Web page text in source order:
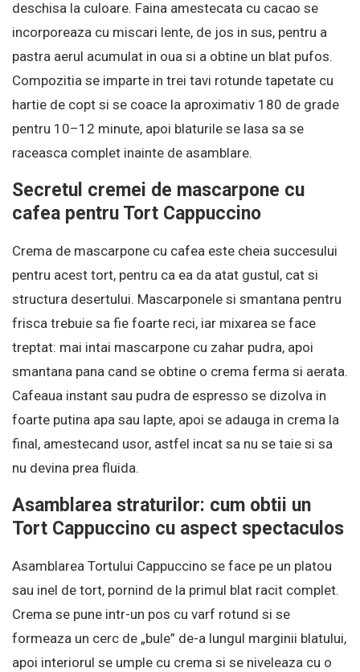
deschisa la culoare. Faina amestecata cu cacao se
incorporeaza cu miscari lente, de jos in sus, pentru a
pastra aerul acumulat in oua si a obtine un blat pufos.
Compozitia se imparte in trei tavi rotunde tapetate cu
hartie de copt si se coace la aproximativ 180 de grade
pentru 10–12 minute, apoi blaturile se lasa sa se
raceasca complet inainte de asamblare.
Secretul cremei de mascarpone cu
cafea pentru Tort Cappuccino
Crema de mascarpone cu cafea este cheia succesului
pentru acest tort, pentru ca ea da atat gustul, cat si
structura desertului. Mascarponele si smantana pentru
frisca trebuie sa fie foarte reci, iar mixarea se face
treptat: mai intai mascarpone cu zahar pudra, apoi
smantana pana cand se obtine o crema ferma si aerata.
Cafeaua instant sau pudra de espresso se dizolva in
foarte putina apa sau lapte, apoi se adauga in crema la
final, amestecand usor, astfel incat sa nu se taie si sa
nu devina prea fluida.
Asamblarea straturilor: cum obtii un
Tort Cappuccino cu aspect spectaculos
Asamblarea Tortului Cappuccino se face pe un platou
sau inel de tort, pornind de la primul blat racit complet.
Crema se pune intr-un pos cu varf rotund si se
formeaza un cerc de „bule” de-a lungul marginii blatului,
apoi interiorul se umple cu crema si se niveleaza cu o